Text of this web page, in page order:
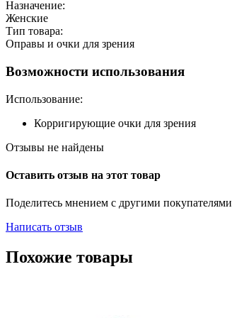
Назначение:
Женские
Тип товара:
Оправы и очки для зрения
Возможности использования
Использование:
Корригирующие очки для зрения
Отзывы не найдены
Оставить отзыв на этот товар
Поделитесь мнением с другими покупателями
Написать отзыв
Похожие товары